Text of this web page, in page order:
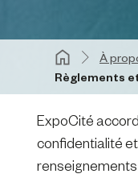
À
Règlements
ExpoCité
confidentialité